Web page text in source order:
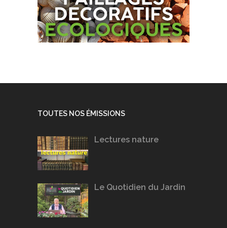
TOUTES NOS ÉMISSIONS
Lectures nature
Le Quotidien du Jardin